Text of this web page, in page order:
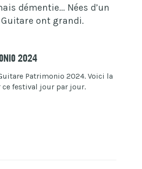
démentie... Nées d’un
ont grandi.
2024
Patrimonio 2024. Voici la
festival jour par jour.